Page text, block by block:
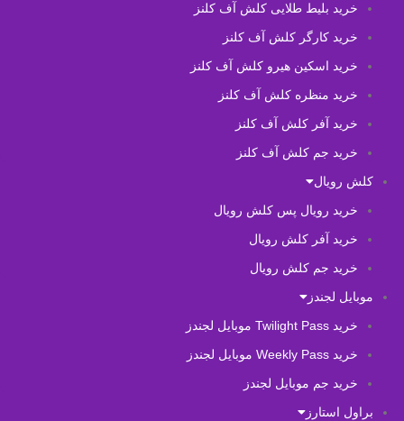
خرید بلیط طلایی کلش آف کلنز
خرید کارگر کلش آف کلنز
خرید اسکین هیرو کلش آف کلنز
خرید منظره کلش آف کلنز
خرید آفر کلش آف کلنز
خرید جم کلش آف کلنز
کلش رویال
خرید رویال پس کلش رویال
خرید آفر کلش رویال
خرید جم کلش رویال
موبایل لجندز
خرید Twilight Pass موبایل لجندز
خرید Weekly Pass موبایل لجندز
خرید جم موبایل لجندز
براول استارز